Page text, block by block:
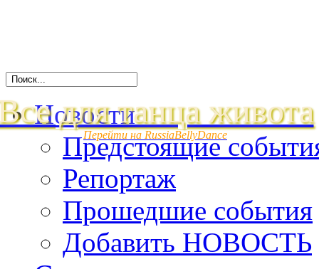
для танца живота
Перейти на RussiaBellyDance
Новости
Предстоящие
Репортаж
Прошедшие события
Добавить НОВОСТЬ